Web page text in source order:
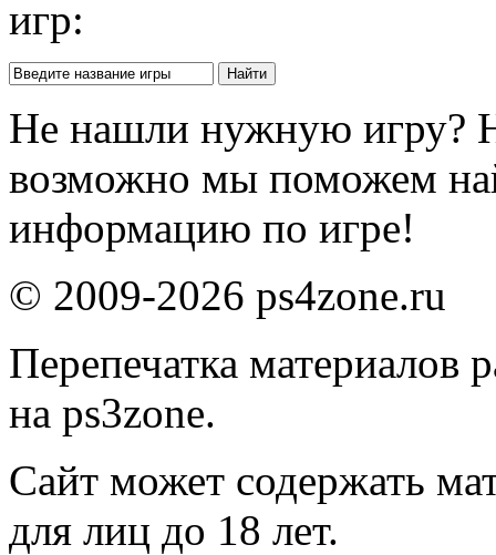
игр:
Не нашли нужную игру?
возможно мы поможем
информацию по игре!
© 2009-2026 ps4zone.ru
Перепечатка материалов
на ps3zone.
Сайт может содержать
для лиц до 18 лет.